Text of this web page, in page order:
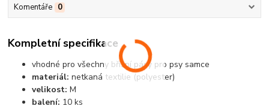
Komentáře 0
Kompletní specifikace
vhodné pro všechny břišní pásy pro psy samce
materiál: netkaná textilie (polyester)
velikost: M
balení: 10 ks